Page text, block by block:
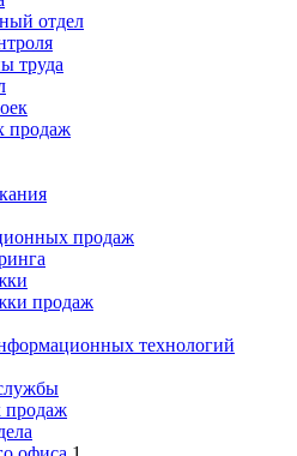
отдел
труда
продаж
продаж
продаж
технологий
продаж